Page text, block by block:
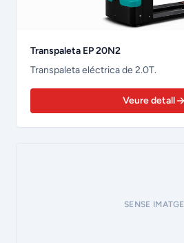
Transpaleta EP 20N2
Transpaleta eléctrica de 2.0T.
Veure detall
SENSE IMATGE